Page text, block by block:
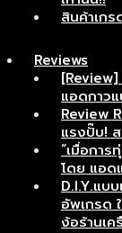
สินค้าเก
Reviews
แอดกาวแ
Review
แรงปั๊บ! ส
“เมื่อการ
โดย แอ
D.I.Y.แบ
อัพเกรด
ง้อร้านเค